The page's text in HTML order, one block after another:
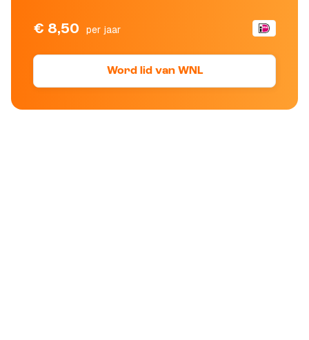
€ 8,50 per jaar
Word lid van WNL